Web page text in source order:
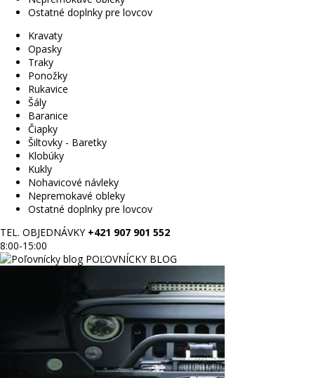
Ostatné doplnky pre lovcov
Kravaty
Opasky
Traky
Ponožky
Rukavice
Šály
Baranice
Čiapky
Šiltovky - Baretky
Klobúky
Kukly
Nohavicové návleky
Nepremokavé obleky
Ostatné doplnky pre lovcov
TEL. OBJEDNÁVKY +421 907 901 552
8:00-15:00
POĽOVNÍCKY BLOG